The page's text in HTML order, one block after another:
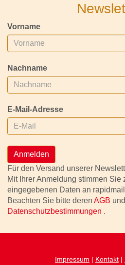
Vorname
Nachname
E-Mail-Adresse
Anmelden
Für den Versand unserer
Mit Ihrer Anmeldung stimmen Sie
eingegebenen Daten an
Beachten Sie bitte deren AGB und
Datenschutzbestimmungen .
Impressum | Kontakt |